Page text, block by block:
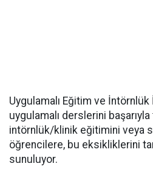
​Uygulamalı Eğitim ve İntörnlük
uygulamalı derslerini
intörnlük/klinik eğitimini veya
öğrencilere, bu eksikliklerini
sunuluyor.